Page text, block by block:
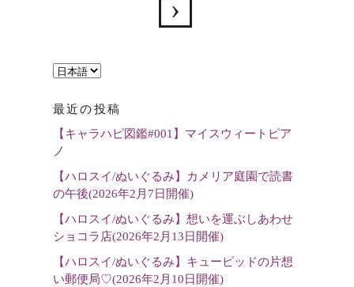
言
を
選
最近の投稿
【キャラハピ図鑑#001】マイスウィートピア
ノ
【ハロスイ/ぬいぐるみ】カメリア庭園で読書
の午後(2026年2月7日開催)
【ハロスイ/ぬいぐるみ】想いを運ぶしあわせ
ショコラ店(2026年2月13日開催)
【ハロスイ/ぬいぐるみ】キューピッドの片想
い郵便局♡(2026年2月10日開催)